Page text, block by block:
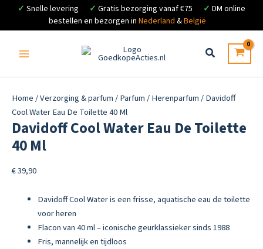
✓ Snelle levering ✓ Gratis bezorging vanaf €75 ✓ DM online
bestellen en bezorgen in Nederland &België
inhoud
Home/Verzorging & parfum/Parfum/Herenparfum/ Davidoff
Cool Water Eau De Toilette 40 Ml
Davidoff Cool Water Eau De Toilette
40 Ml
€39,90
Davidoff Cool Water is een frisse, aquatische eau de toilette
voor heren
Flacon van 40 ml – iconische geurklassieker sinds 1988
Fris, mannelijk en tijdloos